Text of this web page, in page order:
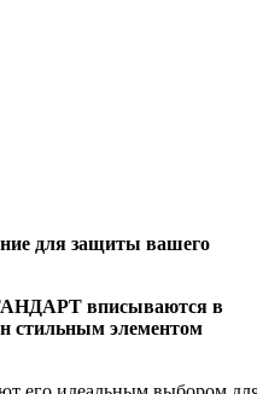
для защиты вашего
вписываются в
стильным элементом